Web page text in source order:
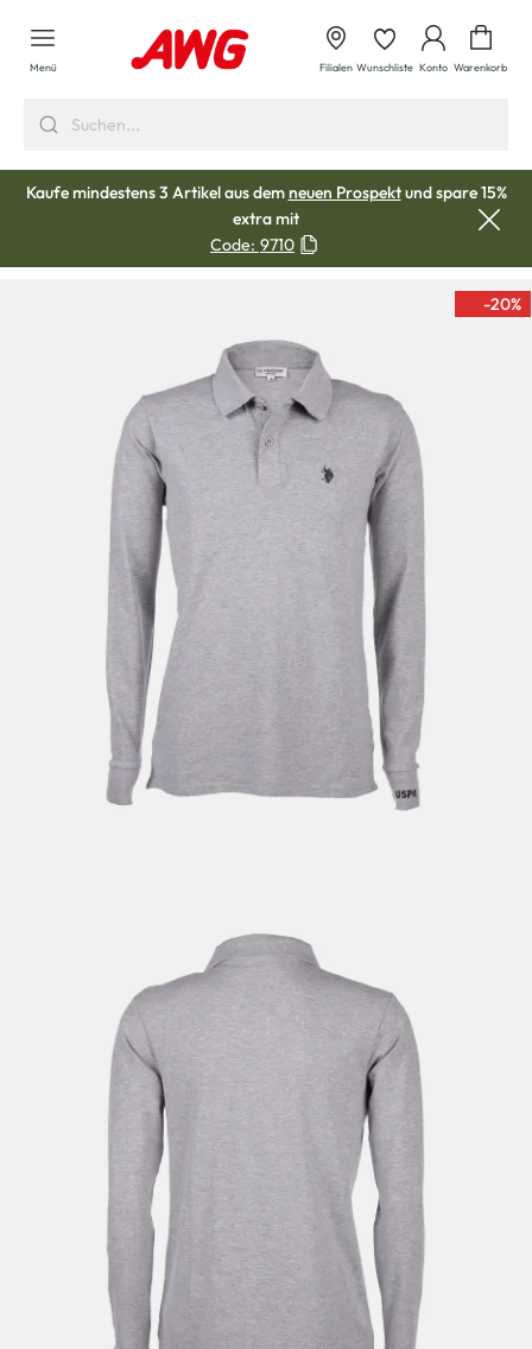
springen
Menü Filialen Wunschliste Konto Warenkorb
Kaufe mindestens 3 Artikel aus demneuen Prospektund spare 15%
extra mit
Code: 9710
-20%